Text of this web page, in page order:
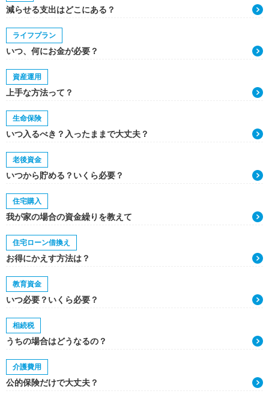
減らせる支出はどこにある？
ライフプラン
いつ、何にお金が必要？
資産運用
上手な方法って？
生命保険
いつ入るべき？入ったままで大丈夫？
老後資金
いつから貯める？いくら必要？
住宅購入
我が家の場合の資金繰りを教えて
住宅ローン借換え
お得にかえす方法は？
教育資金
いつ必要？いくら必要？
相続税
うちの場合はどうなるの？
介護費用
公的保険だけで大丈夫？